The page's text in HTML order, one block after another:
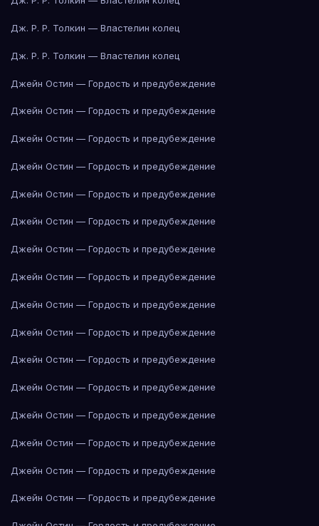
Дж. Р. Р. Толкин — Властелин колец
Дж. Р. Р. Толкин — Властелин колец
Джейн Остин — Гордость и предубеждение
Джейн Остин — Гордость и предубеждение
Джейн Остин — Гордость и предубеждение
Джейн Остин — Гордость и предубеждение
Джейн Остин — Гордость и предубеждение
Джейн Остин — Гордость и предубеждение
Джейн Остин — Гордость и предубеждение
Джейн Остин — Гордость и предубеждение
Джейн Остин — Гордость и предубеждение
Джейн Остин — Гордость и предубеждение
Джейн Остин — Гордость и предубеждение
Джейн Остин — Гордость и предубеждение
Джейн Остин — Гордость и предубеждение
Джейн Остин — Гордость и предубеждение
Джейн Остин — Гордость и предубеждение
Джейн Остин — Гордость и предубеждение